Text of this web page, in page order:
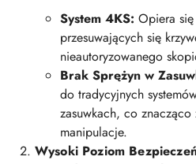
System 4KS: Opiera
przesuwających się
nieautoryzowanego
Brak Sprężyn w
do tradycyjnych
zasuwkach, co
manipulacje.
Wysoki Poziom